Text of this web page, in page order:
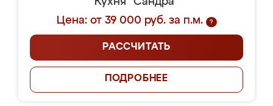
Цена: от 39 000 руб. за п.м.
?
РАССЧИТАТЬ
ПОДРОБНЕЕ